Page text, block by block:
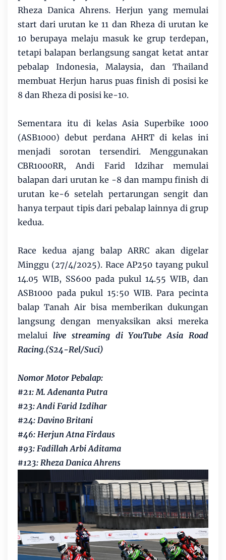
Rheza Danica Ahrens. Herjun yang memulai
start dari urutan ke 11 dan Rheza di urutan ke
10 berupaya melaju masuk ke grup terdepan,
tetapi balapan berlangsung sangat ketat antar
pebalap Indonesia, Malaysia, dan Thailand
membuat Herjun harus puas finish di posisi ke
8 dan Rheza di posisi ke-10.
Sementara itu di kelas Asia Superbike 1000
(ASB1000) debut perdana AHRT di kelas ini
menjadi sorotan tersendiri. Menggunakan
CBR1000RR, Andi Farid Idzihar memulai
balapan dari urutan ke -8 dan mampu finish di
urutan ke-6 setelah pertarungan sengit dan
hanya terpaut tipis dari pebalap lainnya di grup
kedua.
Race kedua ajang balap ARRC akan digelar
Minggu (27/4/2025). Race AP250 tayang pukul
14.05 WIB, SS600 pada pukul 14.55 WIB, dan
ASB1000 pada pukul 15:50 WIB. Para pecinta
balap Tanah Air bisa memberikan dukungan
langsung dengan menyaksikan aksi mereka
melalui live streaming di YouTube Asia Road
Racing.(S24-Rel/Suci)
Nomor Motor Pebalap:
#21: M. Adenanta Putra
#23: Andi Farid Izdihar
#24: Davino Britani
#46: Herjun Atna Firdaus
#93: Fadillah Arbi Aditama
#123: Rheza Danica Ahrens